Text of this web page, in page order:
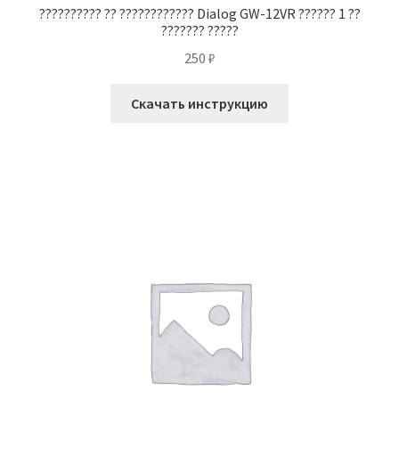
?????????? ?? ???????????? Dialog GW-12VR ?????? 1 ??
??????? ?????
250 ₽
Скачать инструкцию